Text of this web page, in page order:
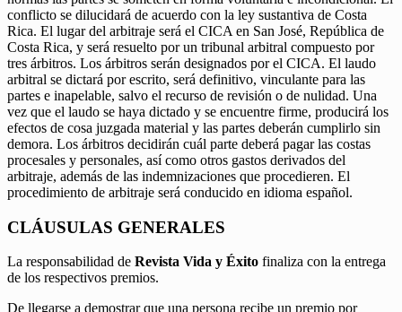
conflicto se dilucidará de acuerdo con la ley sustantiva de Costa
Rica. El lugar del arbitraje será el CICA en San José, República de
Costa Rica, y será resuelto por un tribunal arbitral compuesto por
tres árbitros. Los árbitros serán designados por el CICA. El laudo
arbitral se dictará por escrito, será definitivo, vinculante para las
partes e inapelable, salvo el recurso de revisión o de nulidad. Una
vez que el laudo se haya dictado y se encuentre firme, producirá los
efectos de cosa juzgada material y las partes deberán cumplirlo sin
demora. Los árbitros decidirán cuál parte deberá pagar las costas
procesales y personales, así como otros gastos derivados del
arbitraje, además de las indemnizaciones que procedieren. El
procedimiento de arbitraje será conducido en idioma español.
CLÁUSULAS GENERALES
La responsabilidad de Revista Vida y Éxito finaliza con la entrega
de los respectivos premios.
De llegarse a demostrar que una persona recibe un premio por